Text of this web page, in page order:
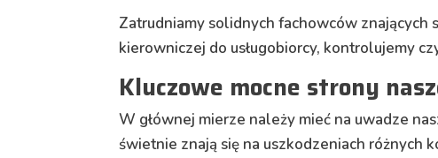
Zatrudniamy solidnych fachowców znających
kierowniczej do usługobiorcy, kontrolujemy
Kluczowe mocne strony
W głównej mierze należy mieć na uwadze
świetnie znają się na uszkodzeniach różnych